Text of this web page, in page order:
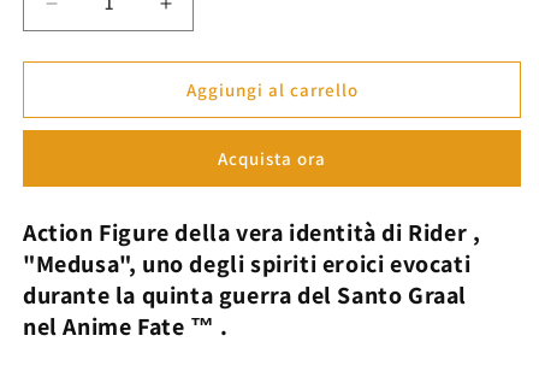
Diminuisci
quantità
per
Figure
&quot;Medusa&quot;
-
Aumenta
quantità
per
Action
Figure
&quot;Medusa&quot;
-
Aggiungi al carrello
Acquista ora
Action Figure della vera identità di Rider ,
"Medusa", uno degli spiriti eroici evocati
durante la quinta guerra del Santo Graal
nel Anime Fate ™ .